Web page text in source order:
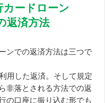
カードローン
返済方法
ンでの返済方法は三つで
用した返済。そして規定
非落とされる方法での返
の口座に振り込む形でも